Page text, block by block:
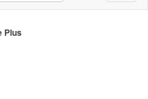
Plus